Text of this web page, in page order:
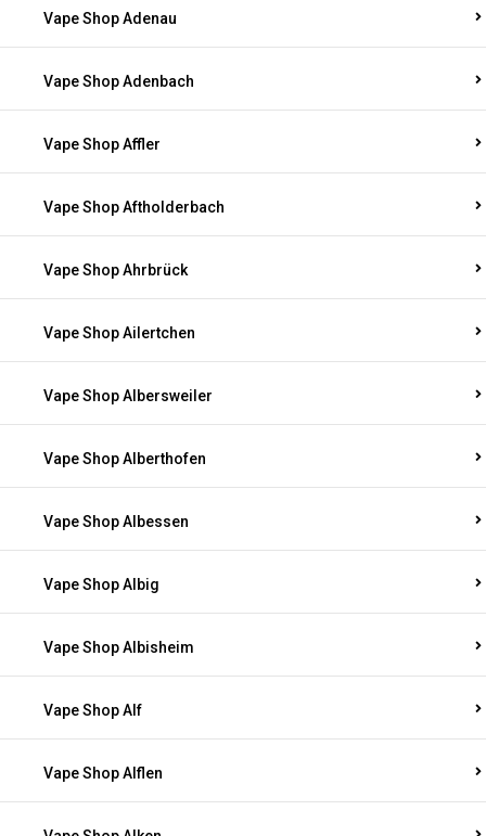
Vape Shop Adenau
Vape Shop Adenbach
Vape Shop Affler
Vape Shop Aftholderbach
Vape Shop Ahrbrück
Vape Shop Ailertchen
Vape Shop Albersweiler
Vape Shop Alberthofen
Vape Shop Albessen
Vape Shop Albig
Vape Shop Albisheim
Vape Shop Alf
Vape Shop Alflen